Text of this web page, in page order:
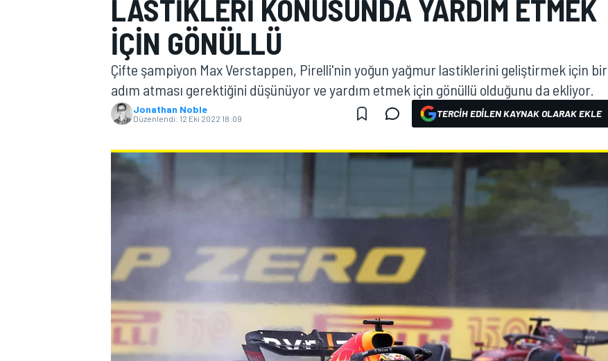
MOTOGP
LASTIKLERI KONUSUNDA YARDIM ETMEK
IÇIN GÖNÜLLÜ
Çifte şampiyon Max Verstappen, Pirelli'nin yoğun yağmur lastiklerini geliştirmek için bir
adım atması gerektiğini düşünüyor ve yardım etmek için gönüllü olduğunu da ekliyor.
Jonathan Noble
Düzenlendi: 12 Eki 2022 18:09 TERCIH EDILEN KAYNAK OLARAK EKLE